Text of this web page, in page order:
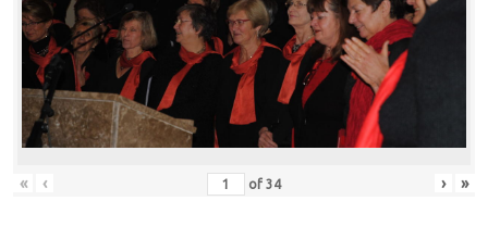
« ‹ of 34 › »